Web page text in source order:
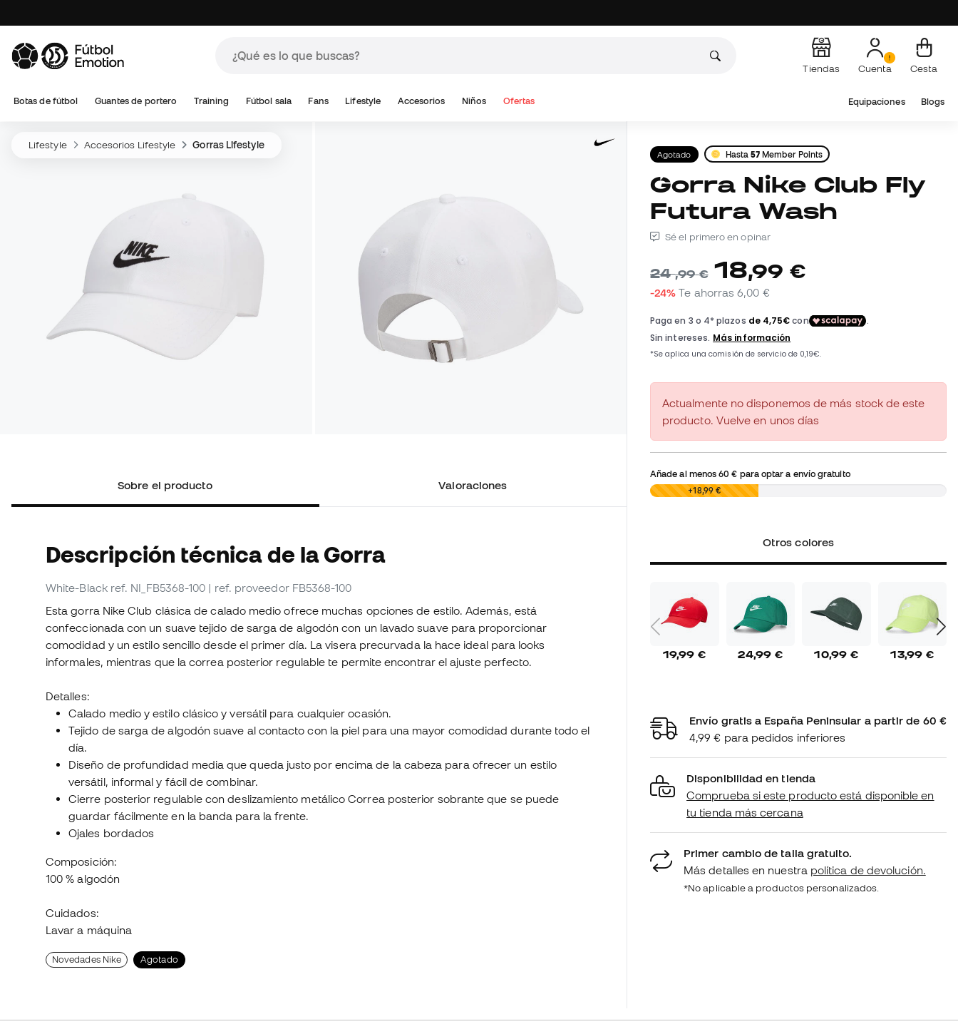
Tiendas Cuenta Cesta
Botas de fútbol Guantes de portero Training Fútbol sala Fans Lifestyle Accesorios Niños Ofertas Equipaciones Blogs
Lifestyle Accesorios Lifestyle Gorras Lifestyle
Sobre el producto Valoraciones
Descripción técnica de la Gorra
White-Black ref. NI_FB5368-100 | ref. proveedor FB5368-100
Esta gorra Nike Club clásica de calado medio ofrece muchas opciones de estilo. Además, está
confeccionada con un suave tejido de sarga de algodón con un lavado suave para proporcionar
comodidad y un estilo sencillo desde el primer día. La visera precurvada la hace ideal para looks
informales, mientras que la correa posterior regulable te permite encontrar el ajuste perfecto.
Detalles:
Calado medio y estilo clásico y versátil para cualquier ocasión.
Tejido de sarga de algodón suave al contacto con la piel para una mayor comodidad durante todo el
día.
Diseño de profundidad media que queda justo por encima de la cabeza para ofrecer un estilo
versátil, informal y fácil de combinar.
Cierre posterior regulable con deslizamiento metálico Correa posterior sobrante que se puede
guardar fácilmente en la banda para la frente.
Ojales bordados
Composición:
100 % algodón
Cuidados:
Lavar a máquina
Novedades Nike Agotado
Agotado Hasta57 Member Points
Gorra Nike Club Fly
Futura Wash
Sé el primero en opinar
24,99 € 18,99 €
-24% Te ahorras6,00 €
Actualmente no disponemos de más stock de este
producto. Vuelve en unos días
Añade al menos60 € para optar a envío gratuito
0,00 € +18,99 €
Otros colores
19,99 € 24,99 € 10,99 € 13,99 €
Envío gratis a España Peninsular a partir de 60 €
4,99 € para pedidos inferiores
Disponibilidad en tienda
Comprueba si este producto está disponible en
tu tienda más cercana
Primer cambio de talla gratuito.
Más detalles en nuestra política de devolución.
*No aplicable a productos personalizados.